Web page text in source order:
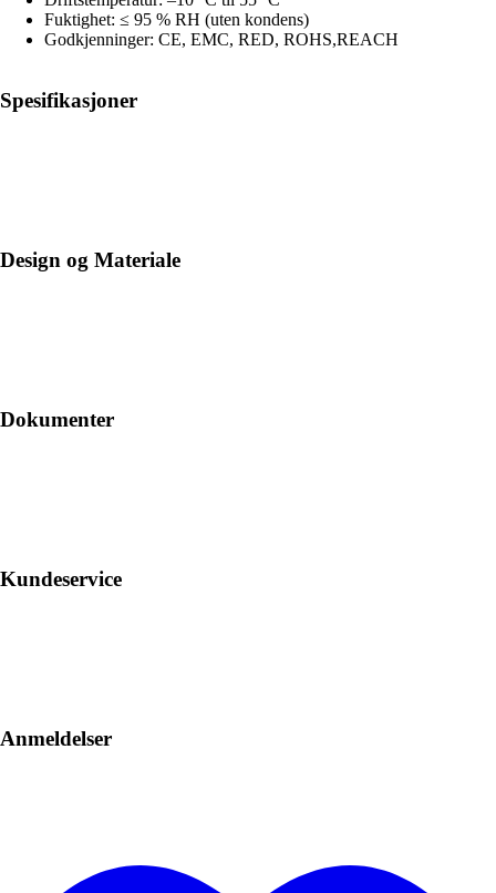
Fuktighet: ≤ 95 % RH (uten kondens)
Godkjenninger: CE, EMC, RED, ROHS,REACH
Spesifikasjoner
Design og Materiale
Dokumenter
Kundeservice
Anmeldelser